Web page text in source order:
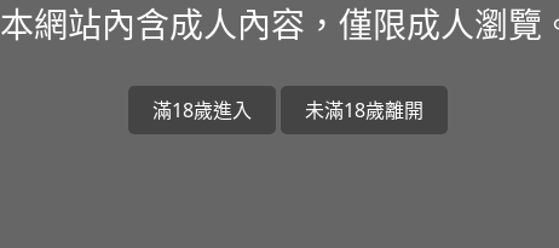
本網站內含成人內容，僅限成人瀏覽
滿18歲進入 未滿18歲離開